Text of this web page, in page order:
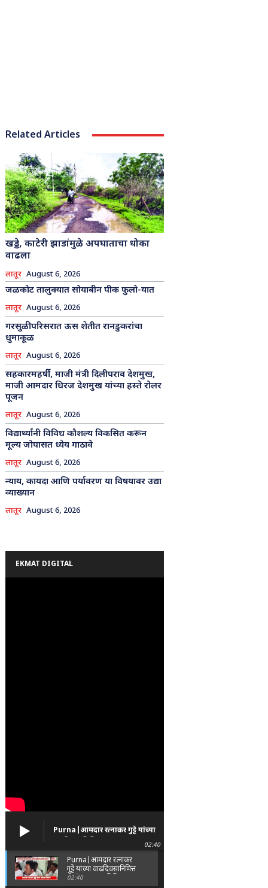
Related Articles
खड्डे, काटेरी झाडांमुळे अपघाताचा धोका
वाढला
लातूर August 6, 2026
जळकोट तालुक्यात सोयाबीन पीक फुलो-यात
लातूर August 6, 2026
गरसुळी परिसरात ऊस शेतीत रानडुकरांचा
धुमाकूळ
लातूर August 6, 2026
सहकारमहर्षी, माजी मंत्री दिलीपराव देशमुख,
माजी आमदार धिरज देशमुख यांच्या हस्ते रोलर
पूजन
लातूर August 6, 2026
विद्यार्थ्यांनी विविध कौशल्य विकसित करून
मूल्य जोपासत ध्येय गाठावे
लातूर August 6, 2026
न्याय, कायदा आणि पर्यावरण या विषयावर उद्या
व्याख्यान
लातूर August 6, 2026
EKMAT DIGITAL
Purna|आमदार रत्नाकर गुट्टे यांच्या
वाढदिवसानिमित्त पूर्णा तालुक्यात
विविध सामाजिक उपक्रम
02:40
Purna|आमदार रत्नाकर
गुट्टे यांच्या वाढदिवसानिमित्त
पूर्णा तालुक्यात विविध
02:40